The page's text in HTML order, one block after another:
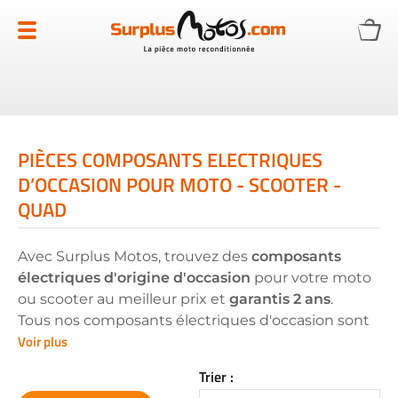
au
contenu
PIÈCES COMPOSANTS ELECTRIQUES
D’OCCASION POUR MOTO - SCOOTER -
QUAD
Avec Surplus Motos, trouvez des composants
électriques d'origine d'occasion pour votre moto
ou scooter au meilleur prix et garantis 2 ans.
Tous nos composants électriques d'occasion sont
soumis à des
solution abordable et fiable pour la réparation et
Voir plus
Trier :